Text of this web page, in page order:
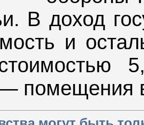
В доход
и
— помещения